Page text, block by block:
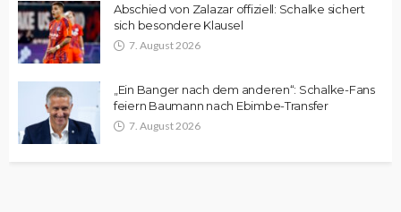
Abschied von Zalazar offiziell: Schalke sichert
sich besondere Klausel
7. August 2026
„Ein Banger nach dem anderen“: Schalke-Fans
feiern Baumann nach Ebimbe-Transfer
7. August 2026